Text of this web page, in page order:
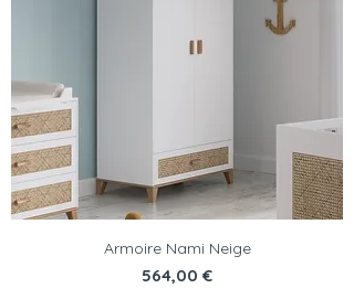
Armoire Nami Neige
Prix
564,00 €